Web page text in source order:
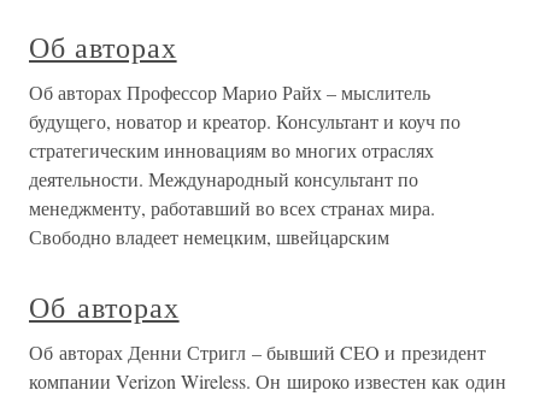
Об авторах
Об авторах Профессор Марио Райх – мыслитель
будущего, новатор и креатор. Консультант и коуч по
стратегическим инновациям во многих отраслях
деятельности. Международный консультант по
менеджменту, работавший во всех странах мира.
Свободно владеет немецким, швейцарским
Об авторах
Об авторах Денни Стригл – бывший CEO и президент
компании Verizon Wireless. Он широко известен как один